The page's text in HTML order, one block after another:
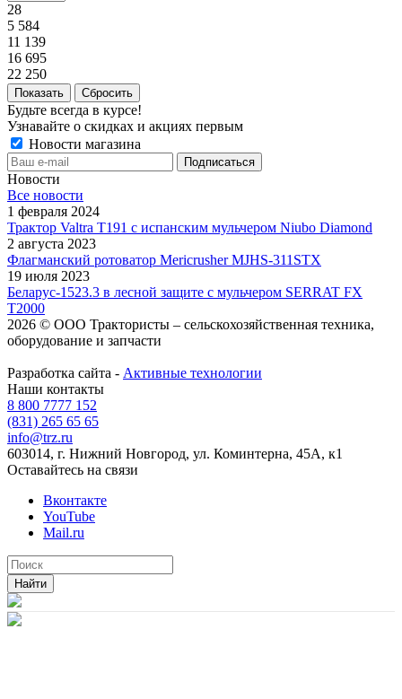
28
5 584
11 139
16 695
22 250
Сбросить
Будьте всегда в курсе!
Узнавайте о скидках и акциях первым
Новости магазина
Новости
Все новости
1 февраля 2024
Трактор Valtra T191 с испанским мульчером Niubo Diamond
2 августа 2023
Флагманский ротоватор Mericrusher MJHS-311STX
19 июля 2023
Беларус-1523.3 в лесной защите с мульчером SERRAT FX
T2000
2026 © ООО Трактористы – cельскохозяйственная техника,
оборудование и запчасти
Разработка сайта - Активные технологии
Наши контакты
8 800 7777 152
(831) 265 65 65
info@trz.ru
603014, г. Нижний Новгород, ул. Коминтерна, 45А, к1
Оставайтесь на связи
Вконтакте
YouTube
Mail.ru
Найти